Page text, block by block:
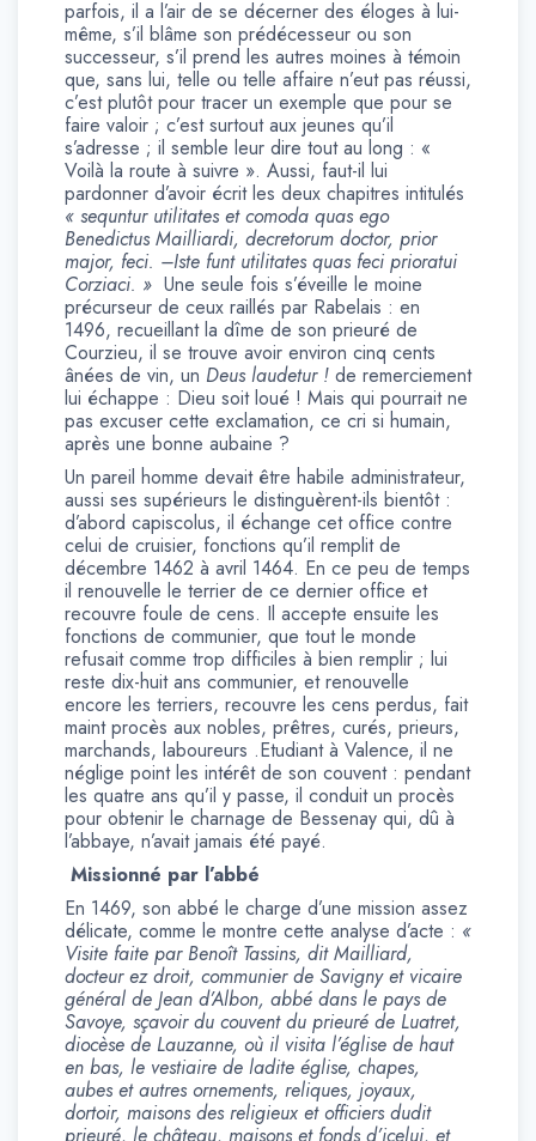
parfois, il a l’air de se décerner des éloges à lui-
même, s’il blâme son prédécesseur ou son
successeur, s’il prend les autres moines à témoin
que, sans lui, telle ou telle affaire n’eut pas réussi,
c’est plutôt pour tracer un exemple que pour se
faire valoir ; c’est surtout aux jeunes qu’il
s’adresse ; il semble leur dire tout au long : «
Voilà la route à suivre ». Aussi, faut-il lui
pardonner d’avoir écrit les deux chapitres intitulés
« sequntur utilitates et comoda quas ego
Benedictus Mailliardi, decretorum doctor, prior
major, feci. –Iste funt utilitates quas feci prioratui
Corziaci. » Une seule fois s’éveille le moine
précurseur de ceux raillés par Rabelais : en
1496, recueillant la dîme de son prieuré de
Courzieu, il se trouve avoir environ cinq cents
ânées de vin, un Deus laudetur ! de remerciement
lui échappe : Dieu soit loué ! Mais qui pourrait ne
pas excuser cette exclamation, ce cri si humain,
après une bonne aubaine ?
Un pareil homme devait être habile administrateur,
aussi ses supérieurs le distinguèrent-ils bientôt :
d’abord capiscolus, il échange cet office contre
celui de cruisier, fonctions qu’il remplit de
décembre 1462 à avril 1464. En ce peu de temps
il renouvelle le terrier de ce dernier office et
recouvre foule de cens. Il accepte ensuite les
fonctions de communier, que tout le monde
refusait comme trop difficiles à bien remplir ; lui
reste dix-huit ans communier, et renouvelle
encore les terriers, recouvre les cens perdus, fait
maint procès aux nobles, prêtres, curés, prieurs,
marchands, laboureurs .Etudiant à Valence, il ne
néglige point les intérêt de son couvent : pendant
les quatre ans qu’il y passe, il conduit un procès
pour obtenir le charnage de Bessenay qui, dû à
l’abbaye, n’avait jamais été payé.
Missionné par l’abbé
En 1469, son abbé le charge d’une mission assez
délicate, comme le montre cette analyse d’acte : «
Visite faite par Benoît Tassins, dit Mailliard,
docteur ez droit, communier de Savigny et vicaire
général de Jean d’Albon, abbé dans le pays de
Savoye, sçavoir du couvent du prieuré de Luatret,
diocèse de Lauzanne, où il visita l’église de haut
en bas, le vestiaire de ladite église, chapes,
aubes et autres ornements, reliques, joyaux,
dortoir, maisons des religieux et officiers dudit